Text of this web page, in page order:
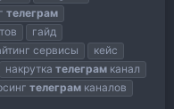
телеграм
гайд
сервисы
кейс
накрутка телеграм канал
телеграм каналов